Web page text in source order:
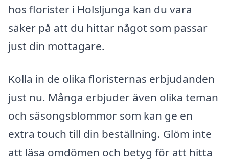
hos florister i Holsljunga kan du vara
säker på att du hittar något som passar
just din mottagare.
Kolla in de olika floristernas erbjudanden
just nu. Många erbjuder även olika teman
och säsongsblommor som kan ge en
extra touch till din beställning. Glöm inte
att läsa omdömen och betyg för att hitta